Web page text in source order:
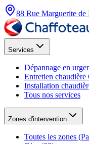
88 Rue Marguerite de
Services
Dépannage en
Entretien chaudière
Installation
Tous nos services
Zones d'intervention
Toutes les zones